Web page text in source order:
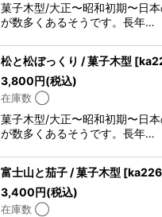
菓子木型/大正〜昭和初期〜日
が数多くあるそうです。長年…
松と松ぼっくり / 菓子木型 [
3,800円(税込)
在庫数 ◯
菓子木型/大正〜昭和初期〜日
が数多くあるそうです。長年…
富士山と茄子 / 菓子木型 [ka226
3,400円(税込)
在庫数 ◯